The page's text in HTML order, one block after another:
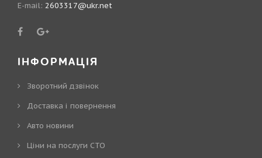
E-mail: 2603317@ukr.net
ІНФОРМАЦІЯ
Зворотний дзвінок
Доставка і повернення
Авто новини
Ціни на послуги СТО